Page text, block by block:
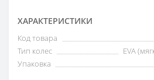
ХАРАКТЕРИСТИКИ
Код товара
Тип колес
EVA
Упаковка